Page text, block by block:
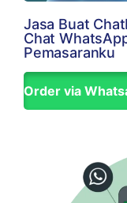
Jasa Buat
Chat
Pemasaranku
Order via